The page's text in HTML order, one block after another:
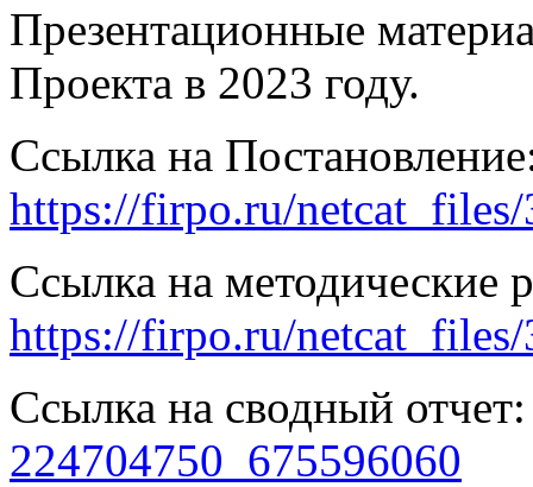
Презентационные
Проекта в 2023 году.
Ссылка на
https://firpo.ru/
Ссылка на методические
https://firpo.ru/
Ссылка на сводный
224704750_675596060